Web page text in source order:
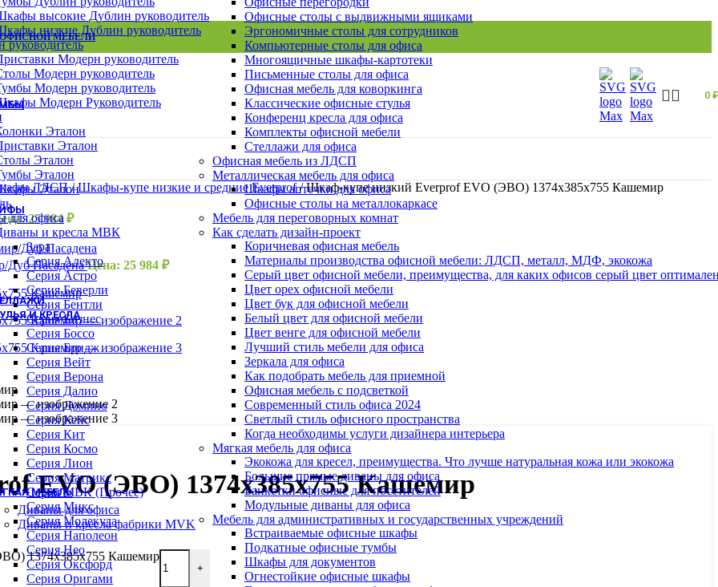
МЕБЕЛИ
Офисные столы с выдвижными ящиками
Эргономичные столы для сотрудников
Компьютерные столы для офиса
Многоящичные шкафы-картотеки
Письменные столы для офиса
Офисная мебель для коворкинга
Классические офисные стулья
Конференц кресла для офиса
Комплекты офисной мебели
Стеллажи для офиса
Офисная мебель из ЛДСП
Металлическая мебель для офиса
Шкафы аптечки для офиса
Офисные столы на металлокаркасе
Мебель для переговорных комнат
Как сделать дизайн-проект
Коричневая офисная мебель
Материалы производства офисной мебели: ЛДСП, металл, МДФ, экокожа
Серый цвет офисной мебели, преимущества, для каких офисов серый цвет
Цвет орех офисной мебели
Цвет бук для офисной мебели
Белый цвет для офисной мебели
Цвет венге для офисной мебели
Лучший стиль мебели для офиса
Зеркала для офиса
Как подобрать мебель для приемной
Офисная мебель с подсветкой
Современный стиль офиса 2024
Светлый стиль офисного пространства
Когда необходимы услуги дизайнера интерьера
Мягкая мебель для офиса
Экокожа для кресел, преимущества. Что лучше натуральная кожа или экокожа
Большие прямые диваны для офиса
Банкетки офисные для посетителей
Модульные диваны для офиса
Мебель для административных и государственных учреждений
Встраиваемые офисные шкафы
Подкатные офисные тумбы
Шкафы для документов
Огнестойкие офисные шкафы
высокие Дублин руководитель
низкие Дублин руководитель
руководитель
Модерн руководитель
Модерн руководитель
Модерн руководитель
Модерн Руководитель
Эталон
Эталон
Эталон
Эталон
Эталон
для офиса
и кресла МВК
Зара
Серия Алекто
Серия Астро
Серия Беверли
Серия Бентли
Серия Бизнес
Серия Боссо
Серия Бридж
Серия Вейт
Серия Верона
Серия Далио
Серия Домино
Серия Кейс
Серия Кит
Серия Космо
Серия Лион
Серия Матрикс
Серия МВК (Прочее)
Серия Микс
Серия Молекула
Серия Наполеон
Серия Нео
Серия Оксфорд
Серия Оригами
0
ВСЕ СТОЛЫ
Шкафы Эталон
Шкафы для сумок
Архивные шкафы
Бухгалтерские шкафы
Картотечные шкафы
Шкафы для раздевалок
Смотреть все шкафы
ВСЕ ШКАФЫ
Тумбы Эталон
Тумбы Модерн персонал
Тумбы Модерн руководитель
Тумбы монолит персонал
Смотреть все тумбы
ВСЕ ТУМБЫ
Взломостойкие сейфы
Офисно-мебельные сейфы
Офисные сейфы
Мебельные сейфы
Оружейные сейфы
И КРЕСЛА
Кресла для персонала
Кресла руководителя
Барные стулья
Геймерские кресла
Детские кресла
Кресла для отдыха
Кресла и стулья для посетителей
Обеденные стулья
Премиум кресла
Серия WOOD (ВУД)
Офисные стулья
МЕБЕЛЬ
Диваны для офиса
Диваны и кресла фабрики MVK
ЛДСП/ Шкафы-купе низкие и средние Everprof/ Шкаф-купе низкий Everprof EVO (ЭВО) 1374х385х755 Кашемир
25 984₽
Дуб ПасаденаЦена: 25 984 ₽
EVO (ЭВО) 1374х385х755 Кашемир
1374х385х755 Кашемир
+